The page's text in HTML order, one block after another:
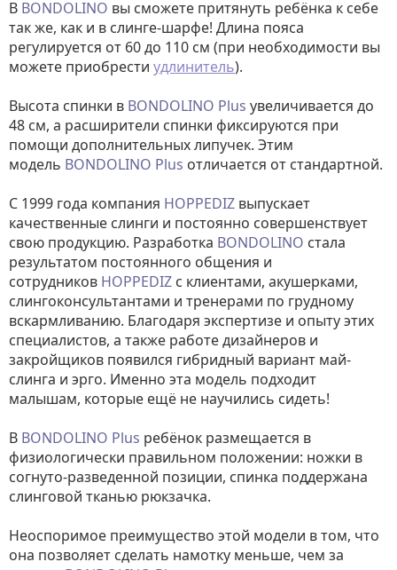
В BONDOLINO вы сможете притянуть ребёнка к себе
так же, как и в слинге-шарфе! Длина пояса
регулируется от 60 до 110 см (при необходимости вы
можете приобрести удлинитель).
Высота спинки в BONDOLINO Plus увеличивается до
48 см, а расширители спинки фиксируются при
помощи дополнительных липучек. Этим
модель BONDOLINO Plus отличается от стандартной.
С 1999 года компания HOPPEDIZ выпускает
качественные слинги и постоянно совершенствует
свою продукцию. Разработка BONDOLINO стала
результатом постоянного общения и
сотрудников HOPPEDIZ с клиентами, акушерками,
слингоконсультантами и тренерами по грудному
вскармливанию. Благодаря экспертизе и опыту этих
специалистов, а также работе дизайнеров и
закройщиков появился гибридный вариант май-
слинга и эрго. Именно эта модель подходит
малышам, которые ещё не научились сидеть!
В BONDOLINO Plus ребёнок размещается в
физиологически правильном положении: ножки в
согнуто-разведенной позиции, спинка поддержана
слинговой тканью рюкзачка.
Неоспоримое преимущество этой модели в том, что
она позволяет сделать намотку меньше, чем за